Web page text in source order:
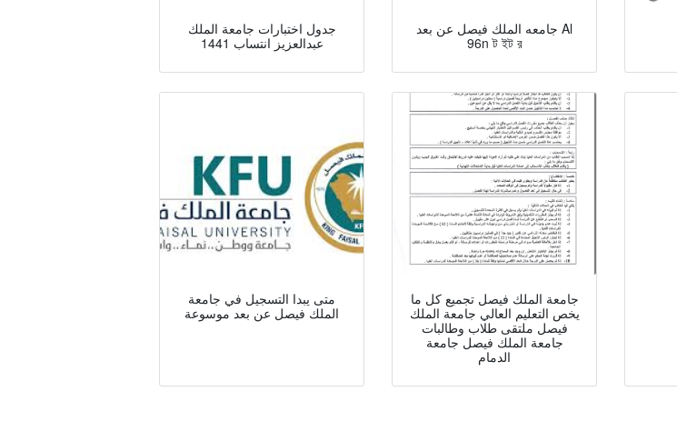
جدول اختبارات جامعة الملك
عبدالعزيز انتساب 1441
جامعه الملك فيصل عن بعد Al
96n ট ইট র
متى يبدا التسجيل في جامعة
الملك فيصل عن بعد موسوعة
جامعة الملك فيصل تجميع كل ما
يخص التعليم العالي جامعة الملك
فيصل ملتقى طلاب وطالبات
جامعة الملك فيصل جامعة
الدمام